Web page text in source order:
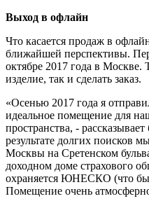
Выход в офлайн
Что касается продаж в
ближайшей перспективы.
октябре 2017 года в
изделие, так и сделать заказ.
«Осенью 2017 года я
идеальное помещение для
пространства, -
результате долгих поисков
Москвы на Сретенском
доходном доме страхового
охраняется ЮНЕСКО (что
Помещение очень